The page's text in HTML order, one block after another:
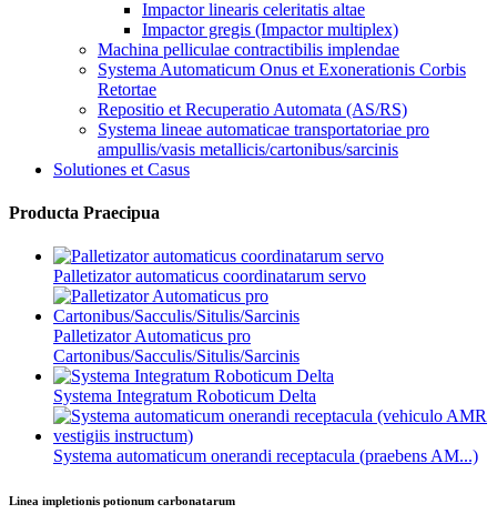
Impactor linearis celeritatis altae
Impactor gregis (Impactor multiplex)
Machina pelliculae contractibilis implendae
Systema Automaticum Onus et Exonerationis Corbis
Retortae
Repositio et Recuperatio Automata (AS/RS)
Systema lineae automaticae transportatoriae pro
ampullis/vasis metallicis/cartonibus/sarcinis
Solutiones et Casus
Producta Praecipua
Palletizator automaticus coordinatarum servo
Palletizator Automaticus pro
Cartonibus/Sacculis/Situlis/Sarcinis
Systema Integratum Roboticum Delta
Systema automaticum onerandi receptacula (praebens AM...)
Linea impletionis potionum carbonatarum